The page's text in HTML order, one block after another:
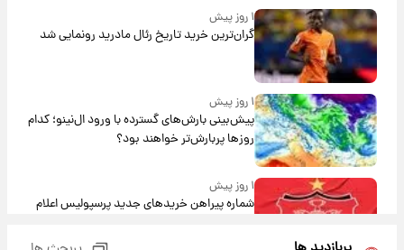
۱ روز پیش
گران‌ترین خرید تاریخ رئال مادرید رونمایی شد
۱ روز پیش
پیش‌بینی بارش‌های گسترده با ورود ال‌نینو؛ کدام
روزها پربارش‌تر خواهند بود؟
۱ روز پیش
شماره پیراهن خریدهای جدید پرسپولیس اعلام